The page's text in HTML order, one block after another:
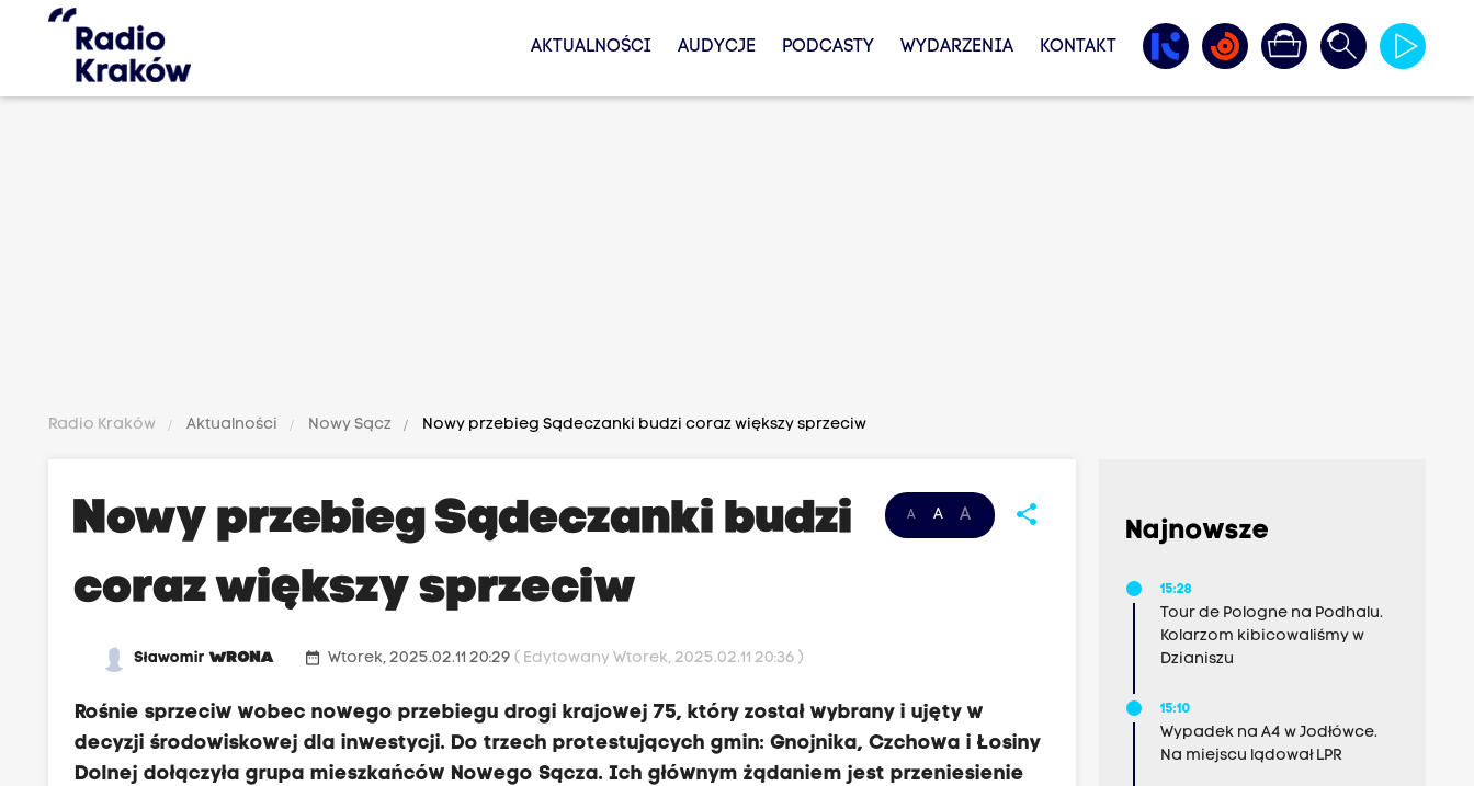
AKTUALNOŚCI AUDYCJE PODCASTY WYDARZENIA KONTAKT
Radio Kraków Aktualności Nowy Sącz Nowy przebieg Sądeczanki budzi coraz większy sprzeciw
A A A share
Nowy przebieg Sądeczanki budzi
coraz większy sprzeciw
SławomirWRONA date_range Wtorek, 2025.02.11 20:29( Edytowany Wtorek, 2025.02.11 20:36 )
Rośnie sprzeciw wobec nowego przebiegu drogi krajowej 75, który został wybrany i ujęty w
decyzji środowiskowej dla inwestycji. Do trzech protestujących gmin: Gnojnika, Czchowa i Łosiny
Dolnej dołączyła grupa mieszkańców Nowego Sącza. Ich głównym żądaniem jest przeniesienie
Najnowsze
15:28
Tour de Pologne na Podhalu.
Kolarzom kibicowaliśmy w
Dzianiszu
15:10
Wypadek na A4 w Jodłówce.
Na miejscu lądował LPR